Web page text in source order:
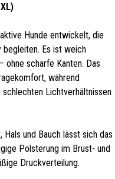
Hunde entwickelt, die
begleiten. Es ist weich
scharfe Kanten. Das
während
Lichtverhältnissen
und Bauch lässt sich das
Polsterung im Brust- und
Druckverteilung.